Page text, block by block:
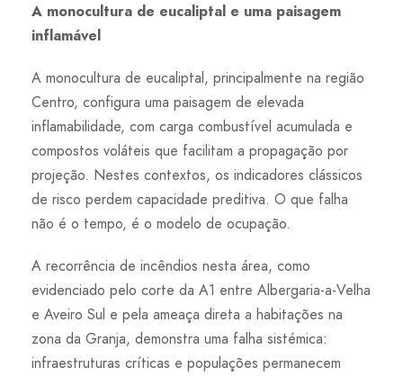
A monocultura de eucaliptal e uma paisagem
inflamável
A monocultura de eucaliptal, principalmente na região
Centro, configura uma paisagem de elevada
inflamabilidade, com carga combustível acumulada e
compostos voláteis que facilitam a propagação por
projeção. Nestes contextos, os indicadores clássicos
de risco perdem capacidade preditiva. O que falha
não é o tempo, é o modelo de ocupação.
A recorrência de incêndios nesta área, como
evidenciado pelo corte da A1 entre Albergaria-a-Velha
e Aveiro Sul e pela ameaça direta a habitações na
zona da Granja, demonstra uma falha sistémica:
infraestruturas críticas e populações permanecem